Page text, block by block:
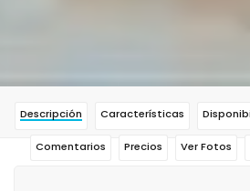
Descripción Características
Comentarios Precios Ver Fotos